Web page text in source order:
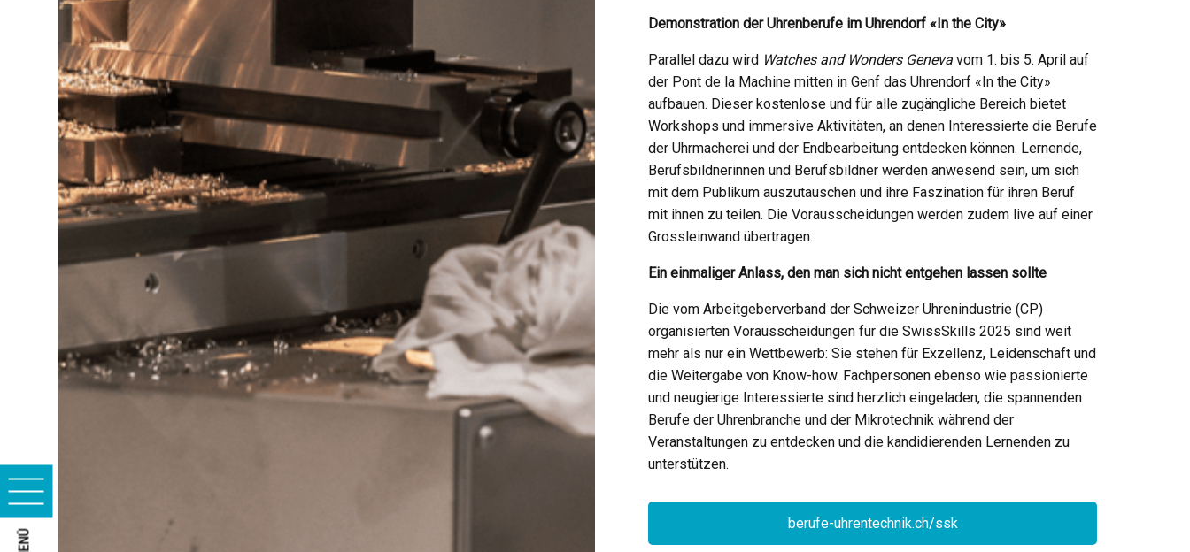
Demonstration der Uhrenberufe im Uhrendorf «In the City»
Parallel dazu wird Watches and Wonders Geneva vom 1. bis 5. April auf
der Pont de la Machine mitten in Genf das Uhrendorf «In the City»
aufbauen. Dieser kostenlose und für alle zugängliche Bereich bietet
Workshops und immersive Aktivitäten, an denen Interessierte die Berufe
der Uhrmacherei und der Endbearbeitung entdecken können. Lernende,
Berufsbildnerinnen und Berufsbildner werden anwesend sein, um sich
mit dem Publikum auszutauschen und ihre Faszination für ihren Beruf
mit ihnen zu teilen. Die Vorausscheidungen werden zudem live auf einer
Grossleinwand übertragen.
Ein einmaliger Anlass, den man sich nicht entgehen lassen sollte
Die vom Arbeitgeberverband der Schweizer Uhrenindustrie (CP)
organisierten Vorausscheidungen für die SwissSkills 2025 sind weit
mehr als nur ein Wettbewerb: Sie stehen für Exzellenz, Leidenschaft und
die Weitergabe von Know-how. Fachpersonen ebenso wie passionierte
und neugierige Interessierte sind herzlich eingeladen, die spannenden
Berufe der Uhrenbranche und der Mikrotechnik während der
Veranstaltungen zu entdecken und die kandidierenden Lernenden zu
unterstützen.
berufe-uhrentechnik.ch/ssk